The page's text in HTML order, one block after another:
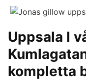
Uppsala I
kompletta